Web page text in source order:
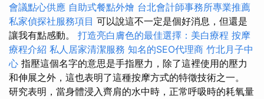
會議點心供應 自助式餐點外燴 台北會計師事務所專業推薦
私家偵探社服務項目 可以說這不一定是個好消息，但還是
讓我有點感動。 打造亮白膚色的最佳選擇：美白療程 按摩
療程介紹 私人居家清潔服務 知名的SEO代理商 竹北月子中
心 指壓這個名字的意思是手指壓力，除了這裡使用的壓力
和伸展之外，這也表明了這種按摩方式的特徵技術之一。
研究表明，當身體浸入齊肩的水中時，正常呼吸時的耗氧量